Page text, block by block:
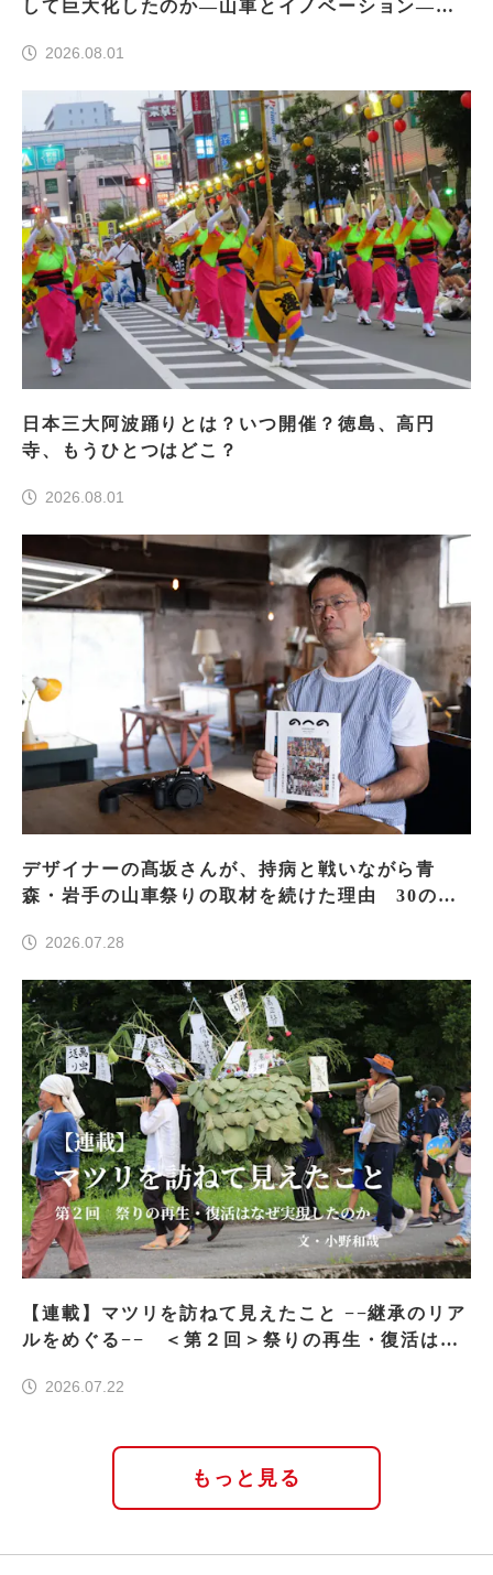
して巨大化したのか―山車とイノベーション―＜
2026.08.01
日本三大阿波踊りとは？いつ開催？徳島、高円
寺、もうひとつはどこ？
2026.08.01
デザイナーの髙坂さんが、持病と戦いながら青
森・岩手の山車祭りの取材を続けた理由 30の山
2026.07.28
【連載】マツリを訪ねて見えたこと −−継承のリア
ルをめぐる−− ＜第２回＞祭りの再生・復活はな
2026.07.22
もっと見る